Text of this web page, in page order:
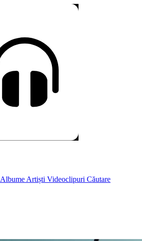
Albume Artiști Videoclipuri Căutare